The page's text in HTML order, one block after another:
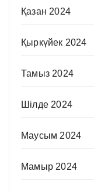
Қазан 2024
Қыркүйек 2024
Тамыз 2024
Шілде 2024
Маусым 2024
Мамыр 2024